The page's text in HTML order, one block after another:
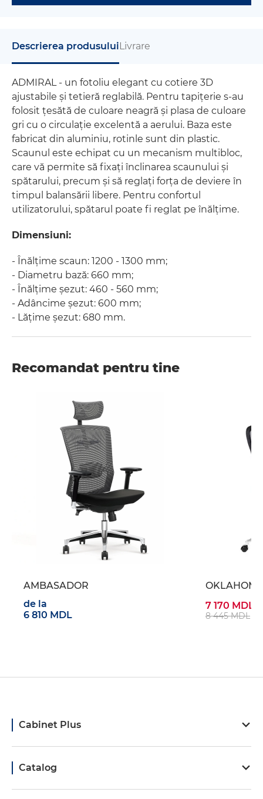
Descrierea produsuluiLivrare
ADMIRAL - un fotoliu elegant cu cotiere 3D
ajustabile și tetieră reglabilă. Pentru tapițerie s-au
folosit țesătă de culoare neagră și plasa de culoare
gri cu o circulație excelentă a aerului. Baza este
fabricat din aluminiu, rotinle sunt din plastic.
Scaunul este echipat cu un mecanism multibloc,
care vă permite să fixați înclinarea scaunului și
spătarului, precum și să reglați forța de deviere în
timpul balansării libere. Pentru confortul
utilizatorului, spătarul poate fi reglat pe înălțime.
Dimensiuni:
- Înălțime scaun: 1200 - 1300 mm;
- Diametru bază: 660 mm;
- Înălțime șezut: 460 - 560 mm;
- Adâncime șezut: 600 mm;
- Lățime șezut: 680 mm.
Recomandat pentru tine
AMBASADOR
de la
6 810 MDL
7 170 MDL
8 445 MDL
Cabinet Plus
Catalog